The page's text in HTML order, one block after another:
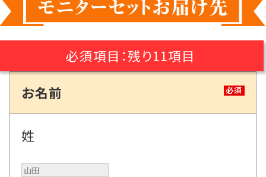
必須項目：残り11項目
お名前 必須
姓